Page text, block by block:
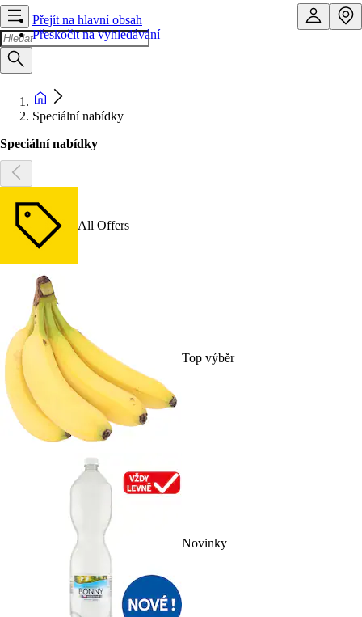
Přejít na hlavní obsah
Přeskočit na vyhledávání
Speciální nabídky
Speciální nabídky
All Offers
Top výběr
Novinky